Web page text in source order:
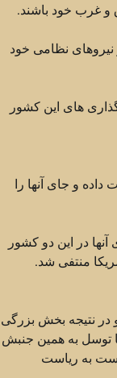
و غرب خود باشند.
نظامی خود
های این کشور
و جای آنها را
در این دو کشور
منتفی شد.
در نتیجه بخش بزرگی
توسل به همین جنبش
به ریاست